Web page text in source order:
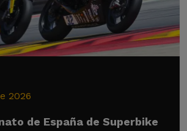
2026
de España de Superbike